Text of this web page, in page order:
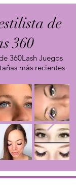
de
360
360Lash Juegos
más recientes